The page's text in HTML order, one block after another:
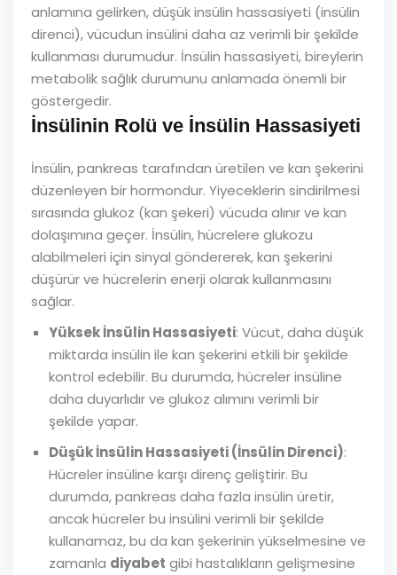
anlamına gelirken, düşük insülin hassasiyeti (insülin
direnci), vücudun insülini daha az verimli bir şekilde
kullanması durumudur. İnsülin hassasiyeti, bireylerin
metabolik sağlık durumunu anlamada önemli bir
göstergedir.
İnsülinin Rolü ve İnsülin Hassasiyeti
İnsülin, pankreas tarafından üretilen ve kan şekerini
düzenleyen bir hormondur. Yiyeceklerin sindirilmesi
sırasında glukoz (kan şekeri) vücuda alınır ve kan
dolaşımına geçer. İnsülin, hücrelere glukozu
alabilmeleri için sinyal göndererek, kan şekerini
düşürür ve hücrelerin enerji olarak kullanmasını
sağlar.
Yüksek İnsülin Hassasiyeti: Vücut, daha düşük
miktarda insülin ile kan şekerini etkili bir şekilde
kontrol edebilir. Bu durumda, hücreler insüline
daha duyarlıdır ve glukoz alımını verimli bir
şekilde yapar.
Düşük İnsülin Hassasiyeti (İnsülin Direnci):
Hücreler insüline karşı direnç geliştirir. Bu
durumda, pankreas daha fazla insülin üretir,
ancak hücreler bu insülini verimli bir şekilde
kullanamaz, bu da kan şekerinin yükselmesine ve
zamanla diyabet gibi hastalıkların gelişmesine